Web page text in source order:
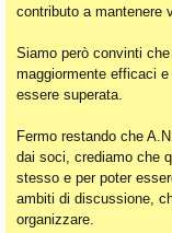
di
contributo a mantenere
Siamo però convinti
maggiormente efficaci
essere superata.
Fermo restando che
dai soci, crediamo che
stesso e per poter
ambiti di discussione,
organizzare.